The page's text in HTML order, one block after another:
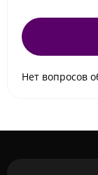
Нет вопросов